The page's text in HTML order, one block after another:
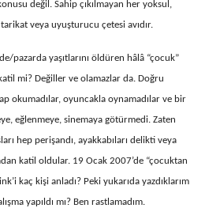
değil. Sahip çıkılmayan her yoksul,
veya uyuşturucu çetesi avıdır.
pazarda yaşıtlarını öldüren hâlâ “çocuk”
mi? Değiller ve olamazlar da. Doğru
okumadılar, oyuncakla oynamadılar ve bir
eğlenmeye, sinemaya götürmedi. Zaten
hep perişandı, ayakkabıları delikti veya
katil oldular. 19 Ocak 2007’de “çocuktan
kaç kişi anladı? Peki yukarıda yazdıklarım
yapıldı mı? Ben rastlamadım.